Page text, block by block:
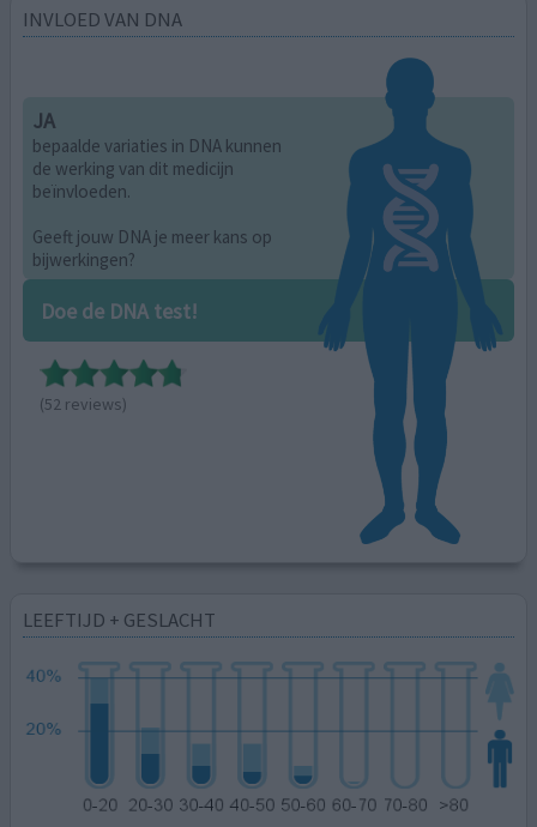
INVLOED VAN DNA
JA
bepaalde variaties in DNA kunnen
de werking van dit medicijn
beïnvloeden.
Geeft jouw DNA je meer kans op
bijwerkingen?
Doe de DNA test!
(52 reviews)
LEEFTIJD + GESLACHT